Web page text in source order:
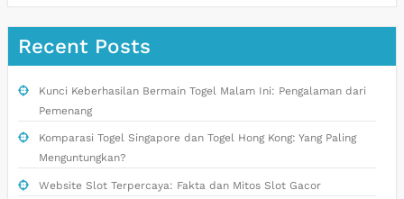
Recent Posts
Kunci Keberhasilan Bermain Togel Malam Ini: Pengalaman dari
Pemenang
Komparasi Togel Singapore dan Togel Hong Kong: Yang Paling
Menguntungkan?
Website Slot Terpercaya: Fakta dan Mitos Slot Gacor